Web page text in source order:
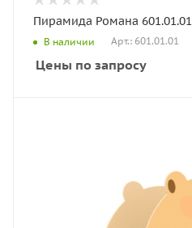
Пирамида Романа 601.01.01
В наличии Арт.: 601.01.01
Цены по запросу